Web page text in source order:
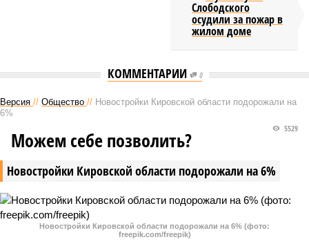
Слободского
осудили за пожар в
жилом доме
КОММЕНТАРИИ 0
Версия // Общество // Новостройки Кировской области подорожали на
6%
Новостройки Кировской области подорожали на 6%
5529
Можем себе позволить?
Новостройки Кировской области подорожали на 6% (фото:
freepik.com/freepik)